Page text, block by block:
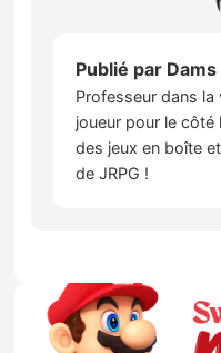
Publié par Dams
Professeur dans
joueur pour le côté
des jeux en boîte
de JRPG !